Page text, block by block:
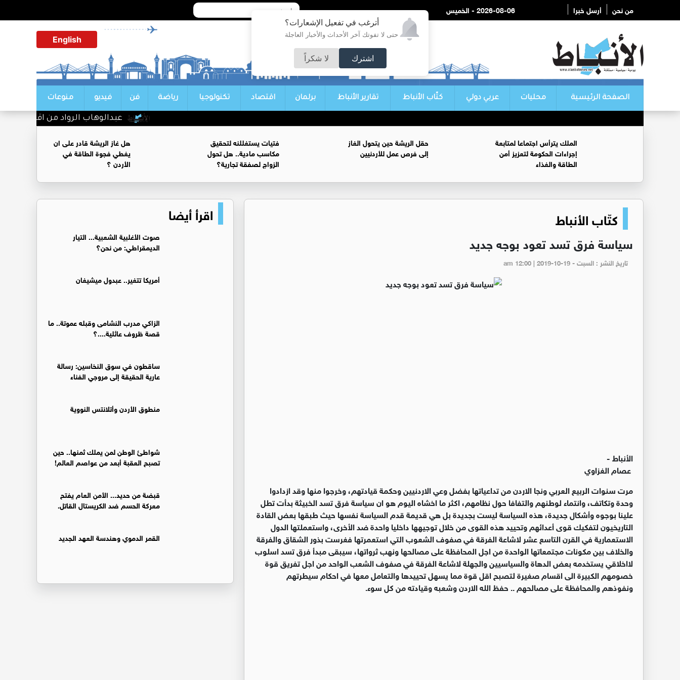
أترغب في تفعيل الإشعارات؟
حتى لا تفوتك آخر الأحداث والأخبار العاجلة
اشترك لا شكراً
من نحن أرسل خبرا 2026-08-06 - الخميس
English
الصفحة الرئيسية محليات عربي دولي كتّاب الأنباط تقارير الأنباط برلمان اقتصاد تكنولوجيا رياضة فن فيديو منوعات
عبدالوهاب الرواد من اقوى الرؤساء
الملك يترأس اجتماعا لمتابعة
إجراءات الحكومة لتعزيز أمن
الطاقة والغذاء
حقل الريشة حين يتحول الغاز
إلى فرص عمل للأردنيين
فتيات يستغللنه لتحقيق
مكاسب مادية.. هل تحول
الزواج لصفقة تجارية؟
هل غاز الريشة قادر على ان
يغطي فجوة الطاقة في
الأردن ؟
كتّاب الأنباط
سياسة فرق تسد تعود بوجه جديد
تاريخ النشر : السبت - am 12:00 | 2019-10-19
الأنباط -
عصام الغزاوي
مرت سنوات الربيع العربي ونجا الاردن من تداعياتها بفضل وعي الاردنيين وحكمة قيادتهم، وخرجوا منها وقد ازدادوا
وحدة وتكاتف، وانتماء لوطنهم والتفافا حول نظامهم، اكثر ما اخشاه اليوم هو ان سياسة فرق تسد الخبيثة بدأت تطل
علينا بوجوه وأشكال جديدة، هذه السياسة ليست بجديدة بل هي قديمة قدم السياسة نفسها حيث طبقها بعض القادة
التاريخيون لتفكيك قوى أعدائهم وتحييد هذه القوى من خلال توجيهها داخليا واحدة ضد الأخرى، واستعملتها الدول
الاستعمارية في القرن التاسع عشر لاشاعة الفرقة في صفوف الشعوب التي استعمرتها فغرست بذور الشقاق والفرقة
والخلاف بين مكونات مجتمعاتها الواحدة من اجل المحافظة على مصالحها ونهب ثرواتها، سيبقى مبدأ فرق تسد اسلوب
لااخلاقي يستخدمه بعض الدهاة والسياسيين والجهلة لاشاعة الفرقة في صفوف الشعب الواحد من اجل تفريق قوة
خصومهم الكبيرة الى اقسام صغيرة لتصبح اقل قوة مما يسهل تحييدها والتعامل معها في احكام سيطرتهم
ونفوذهم والمحافظة على مصالحهم .. حفظ الله الاردن وشعبه وقيادته من كل سوء.
اقرأ أيضا
صوت الأغلبية الشعبية... التيار
الديمقراطي: من نحن؟
أمريكا تتغير.. عبدول ميشيغان
الزاكي مدرب النشامى وقبله عموتة.. ما
قصة ظروف عائلية....؟
ساقطون في سوق النخاسين: رسالة
عارية الحقيقة إلى مروجي الفناء
منطوق الأردن وأتلانتس النووية
شواطئ الوطن لمن يملك ثمنها.. حين
تصبح العقبة أبعد من عواصم العالم!
قبضة من حديد... الأمن العام يفتح
معركة الحسم ضد الكريستال القاتل.
القمر الدموي وهندسة العهد الجديد